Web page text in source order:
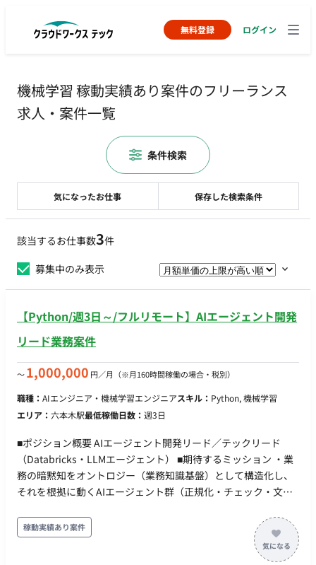
無料登録 ログイン
機械学習 稼動実績あり案件のフリーランス
求人・案件一覧
該当するお仕事数3件
募集中のみ表示
【Python/週3日～/フルリモート】AIエージェント開発
リード業務案件
〜1,000,000 円／月 （※月160時間稼働の場合・税別）
職種： AIエンジニア・機械学習エンジニアスキル： Python, 機械学習
エリア： 六本木駅最低稼働日数： 週3日
■ポジション概要 AIエージェント開発リード／テックリード
（Databricks・LLMエージェント） ■期待するミッション ・業
務の暗黙知をオントロジー（業務知識基盤）として構造化し、
それを根拠に動くAIエージェント群（正規化・チェック・文章
「作って終わりにしない」——設計・実装から現場での実用テ
スト・チューニングまでを自分ごとで完遂し、クライアント側
が自走できる状態に引き渡す。 ・インターンを手足に使い、技
稼動実績あり案件
気になったお仕事 保存した検索条件
条件検索